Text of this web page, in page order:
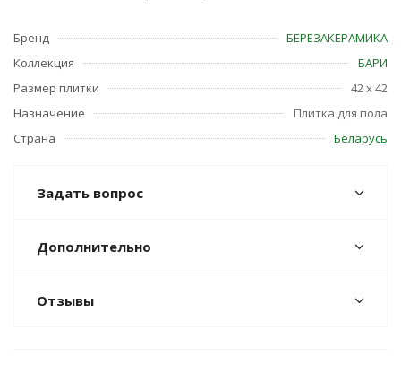
Бренд
БЕРЕЗАКЕРАМИКА
Коллекция
БАРИ
Размер плитки
42 x 42
Назначение
Плитка для пола
Страна
Беларусь
Задать вопрос
Дополнительно
Отзывы